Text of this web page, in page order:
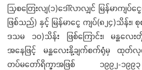
ဩစတြေးလျ(၁)ဒေါ်လာလျှင် မြန်မာကျပ်
ဖြစ်သည်) နှင့် မြန်မာငွေ ကျပ်(၈၂၄)သိန်း၊ စု
ဒသမ ၁၀)သိန်း ဖြစ်ကြောင်း၊ မန္တလေ
အနေဖြင့် မန္တလေးနို့ချက်စက်ရုံမှ ထုတ်လု
တပ်မတော်ရိက္ခာအဖြစ် ၁၉၉၂-၁၉